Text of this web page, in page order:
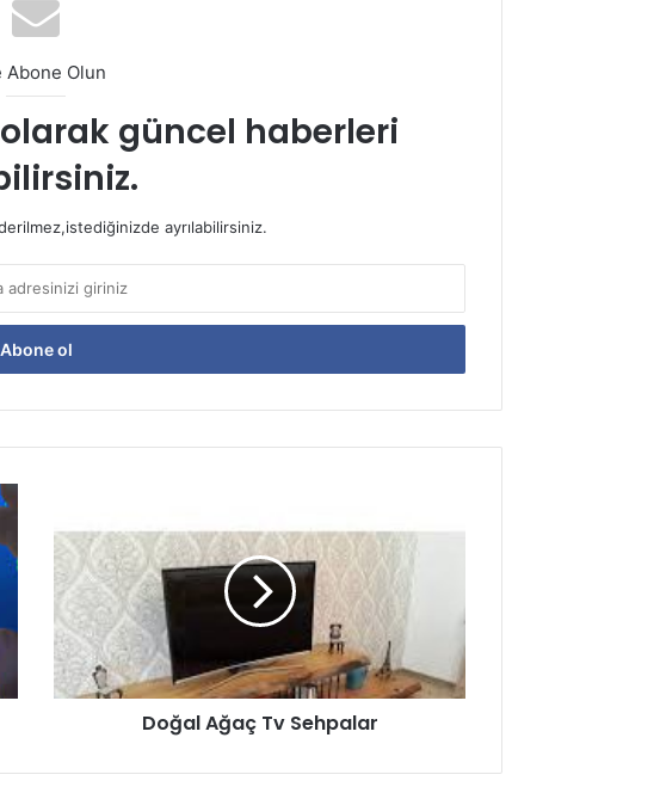
Abone Olun
güncel haberleri
ayrılabilirsiniz.
Tv
Sehpalar
Doğal Ağaç Tv Sehpalar